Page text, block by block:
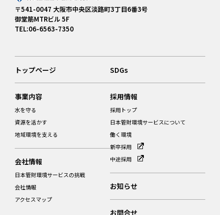
〒541-0047 大阪市中央区淡路町3丁目6番3号
御堂筋MTRビル 5F
TEL:06-6563-7350
トップページ
事業内容
水を守る
資源を活かす
地域環境を支える
会社情報
日本管財環境サービスの挑戦
会社情報
アクセスマップ
SDGs
採用情報
採用トップ
日本管財環境サービスについて
働く環境
新卒採用
中途採用
お知らせ
お問合せ